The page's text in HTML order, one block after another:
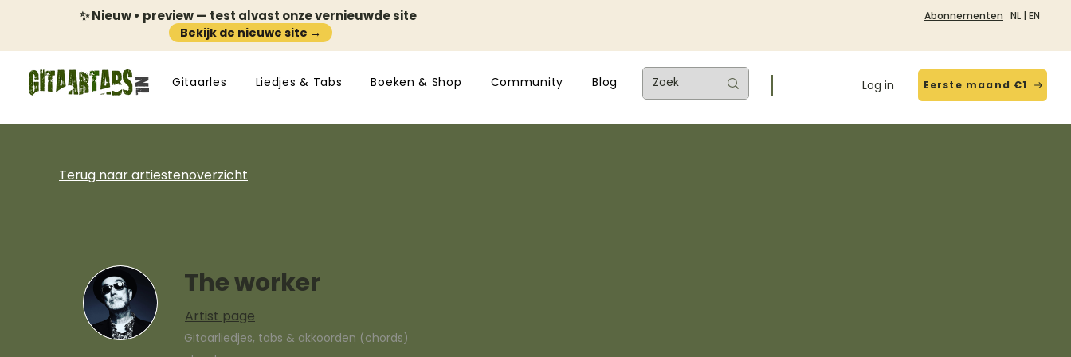
✨ Nieuw • preview — test alvast onze vernieuwde site
Bekijk de nieuwe site →
Abonnementen NL | EN
Gitaarles Liedjes & Tabs Boeken & Shop Community Blog Log in Eerste maand €1
Terug naar artiestenoverzicht
The worker
Artist page
Gitaarliedjes, tabs & akkoorden (chords)